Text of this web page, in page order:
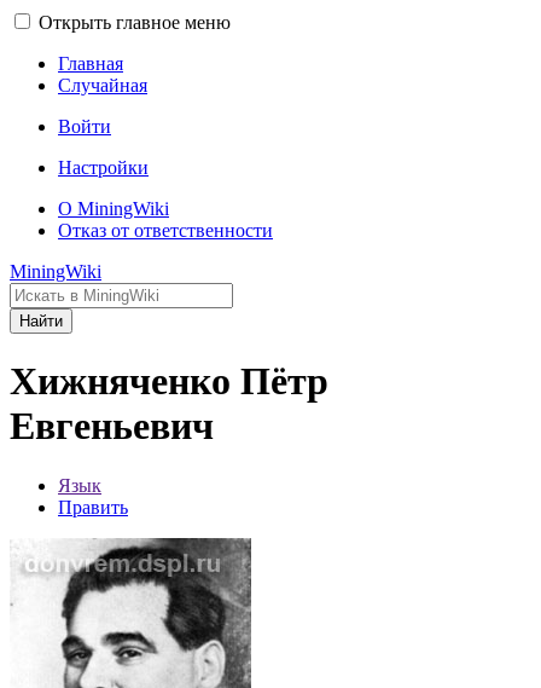
Открыть главное меню
Главная
Случайная
Войти
Настройки
О MiningWiki
Отказ от ответственности
MiningWiki
Найти
Хижняченко Пётр
Евгеньевич
Язык
Править